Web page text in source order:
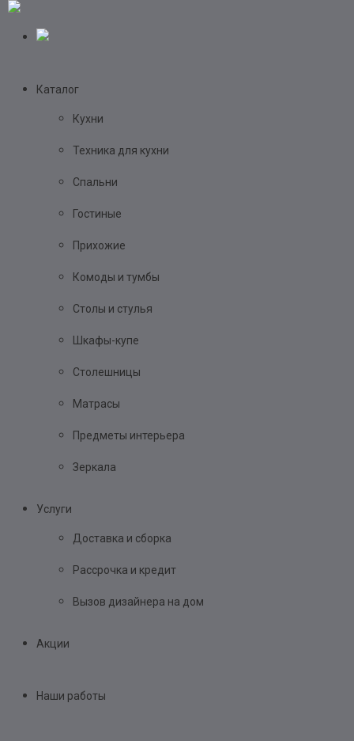
Каталог
Кухни
Техника для кухни
Спальни
Гостиные
Прихожие
Комоды и тумбы
Столы и стулья
Шкафы-купе
Столешницы
Матрасы
Предметы интерьера
Зеркала
Услуги
Доставка и сборка
Рассрочка и кредит
Вызов дизайнера на дом
Акции
Наши работы